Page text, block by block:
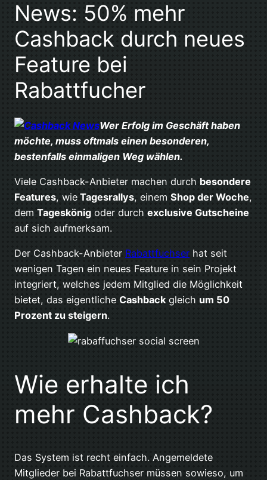
News: 50% mehr
Cashback durch neues
Feature bei
Rabattfucher
Wer Erfolg im Geschäft haben
möchte, muss oftmals einen besonderen,
bestenfalls einmaligen Weg wählen.
Viele Cashback-Anbieter machen durch besondere
Features, wie Tagesrallys, einem Shop der Woche,
dem Tageskönig oder durch exclusive Gutscheine
auf sich aufmerksam.
Der Cashback-Anbieter Rabattfuchser hat seit
wenigen Tagen ein neues Feature in sein Projekt
integriert, welches jedem Mitglied die Möglichkeit
bietet, das eigentliche Cashbackgleich um 50
Prozent zu steigern.
Wie erhalte ich
mehr Cashback?
Das System ist recht einfach. Angemeldete
Mitglieder bei Rabattfuchser müssen sowieso, um